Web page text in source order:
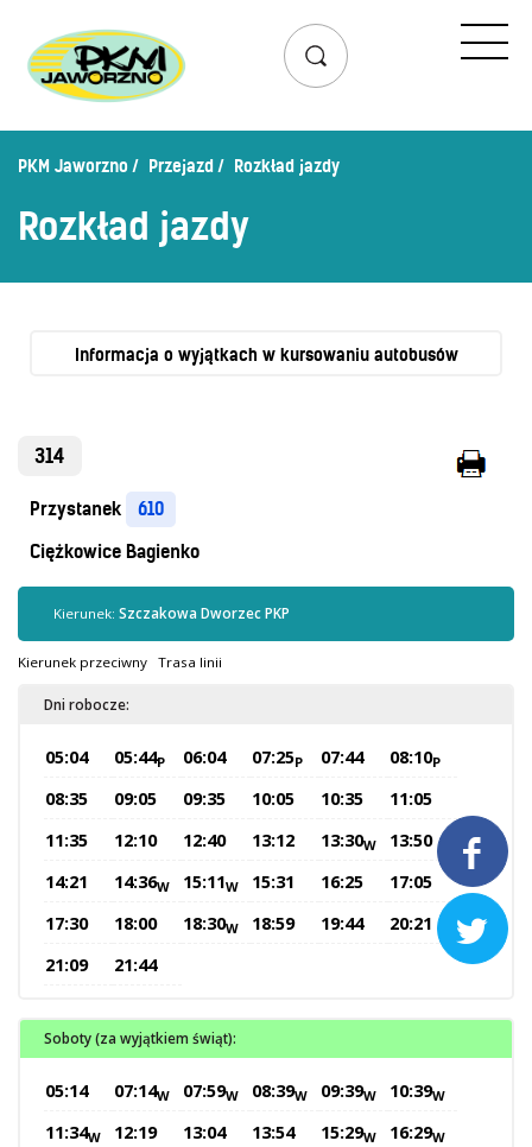


Przejazd
Lista przystanków
Zaplanuj podróż – wyszukiwarka połączeń
Mapa przystanków i połączeń
Schemat linii nocnych
Bilety
Sprzedaż biletów u kierowców
Jaworznicka Karta Miejska
Open Payment System
Inne
Multimedia
O Spółce
Uwagi i wnioski
PKM Jaworzno Przejazd Rozkład jazdy
Rozkład jazdy
Informacja o wyjątkach w kursowaniu autobusów
314
Przystanek 610
Ciężkowice Bagienko
Kierunek: Szczakowa Dworzec PKP
Kierunek przeciwny Trasa linii
Dni robocze:
05:04 05:44P 06:04 07:25P 07:44 08:10P
08:35 09:05 09:35 10:05 10:35
11:05
11:35
12:10 12:40 13:12 13:30W
13:50
14:21
14:36W 15:11W 15:31 16:25
17:05
17:30
18:00 18:30W 18:59 19:44
20:21
21:09
21:44
Soboty (za wyjątkiem świąt):
05:14 07:14W 07:59W 08:39W 09:39W 10:39W
11:34W 12:19 13:04 13:54 15:29W 16:29W